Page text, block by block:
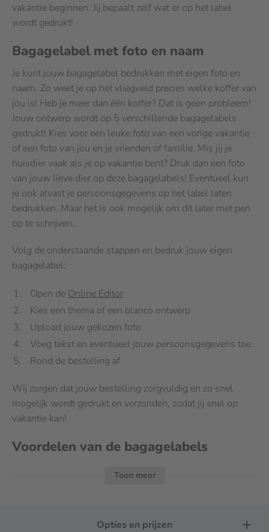
vakantie beginnen. Jij bepaalt zelf wat er op het label
wordt gedrukt!
Bagagelabel met foto en naam
Je kunt jouw bagagelabel bedrukken met eigen foto en
naam. Zo weet je op het vliegveld precies welke koffer van
jou is! Heb je meer dan één koffer? Dat is geen probleem!
Jouw ontwerp wordt op 5 verschillende bagagelabels
gedrukt! Kies voor een leuke foto van een vorige vakantie
of een foto van jou en je vrienden of familie. Mis jij je
huisdier vaak als je op vakantie bent? Druk dan een foto
van jouw lieve dier op deze bagagelabels! Eventueel kun
je ook alvast je persoonsgegevens op het label laten
bedrukken. Maar het is ook mogelijk om dit later met pen
op te schrijven.
Volg de onderstaande stappen en bedruk jouw eigen
bagagelabel:
Open de Online Editor
Kies een thema of een blanco ontwerp
Upload jouw gekozen foto
Voeg tekst en eventueel jouw persoonsgegevens toe
Rond de bestelling af
Wij zorgen dat jouw bestelling zorgvuldig en zo snel
mogelijk wordt gedrukt en verzonden, zodat jij snel op
vakantie kan!
Voordelen van de bagagelabels
De bagagelabels zijn gemaakt van stevig synaps
Jouw bagagelabel is bestand tegen UV-licht en
Toon meer
Opties en prijzen